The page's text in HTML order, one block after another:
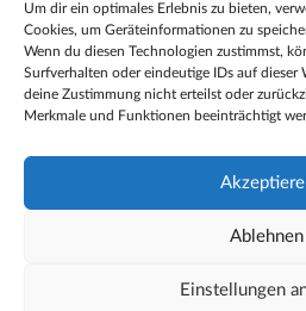
Um dir ein optimales Erlebnis zu bieten,
Cookies, um Geräteinformationen zu
Wenn du diesen Technologien zustimmst,
Surfverhalten oder eindeutige IDs auf dieser
deine Zustimmung nicht erteilst oder
Merkmale und Funktionen beeinträchtigt
Ablehnen
Einstellungen
persönlichen, beruflichen,
eingehen, zu offener Begegnung und
anregen und mithelfen, aus der
im individuellen und
denken, zu reden und
Impressum
Cookie-